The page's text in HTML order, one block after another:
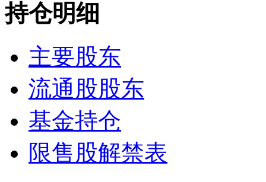
持仓明细
主要股东
流通股股东
基金持仓
限售股解禁表